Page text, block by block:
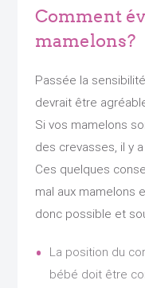
Comment
mamelons?
Passée la
devrait être
Si vos mamelons
des crevasses, il y
Ces quelques
mal aux mamelons
donc possible et
La position du
bébé doit être